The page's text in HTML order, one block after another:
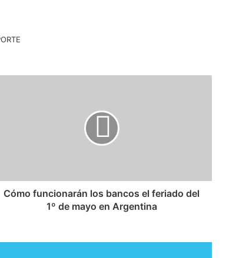
Cómo funcionarán los bancos el feriado del
1º de mayo en Argentina